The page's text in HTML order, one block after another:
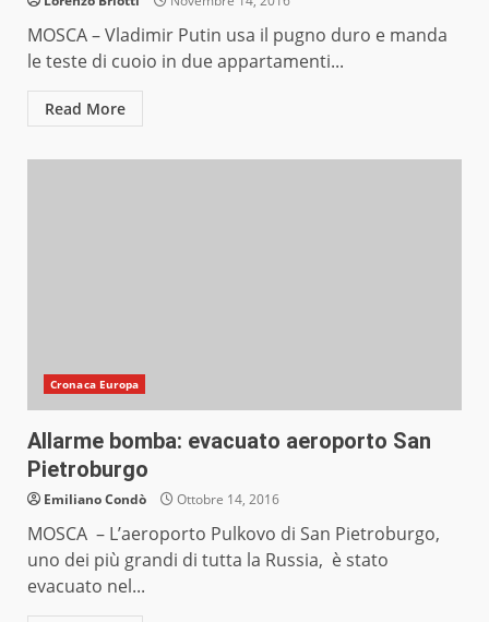
MOSCA – Vladimir Putin usa il pugno duro e manda
le teste di cuoio in due appartamenti...
Read More
Cronaca Europa
Allarme bomba: evacuato aeroporto San
Pietroburgo
Emiliano Condò Ottobre 14, 2016
MOSCA – L’aeroporto Pulkovo di San Pietroburgo,
uno dei più grandi di tutta la Russia, è stato
evacuato nel...